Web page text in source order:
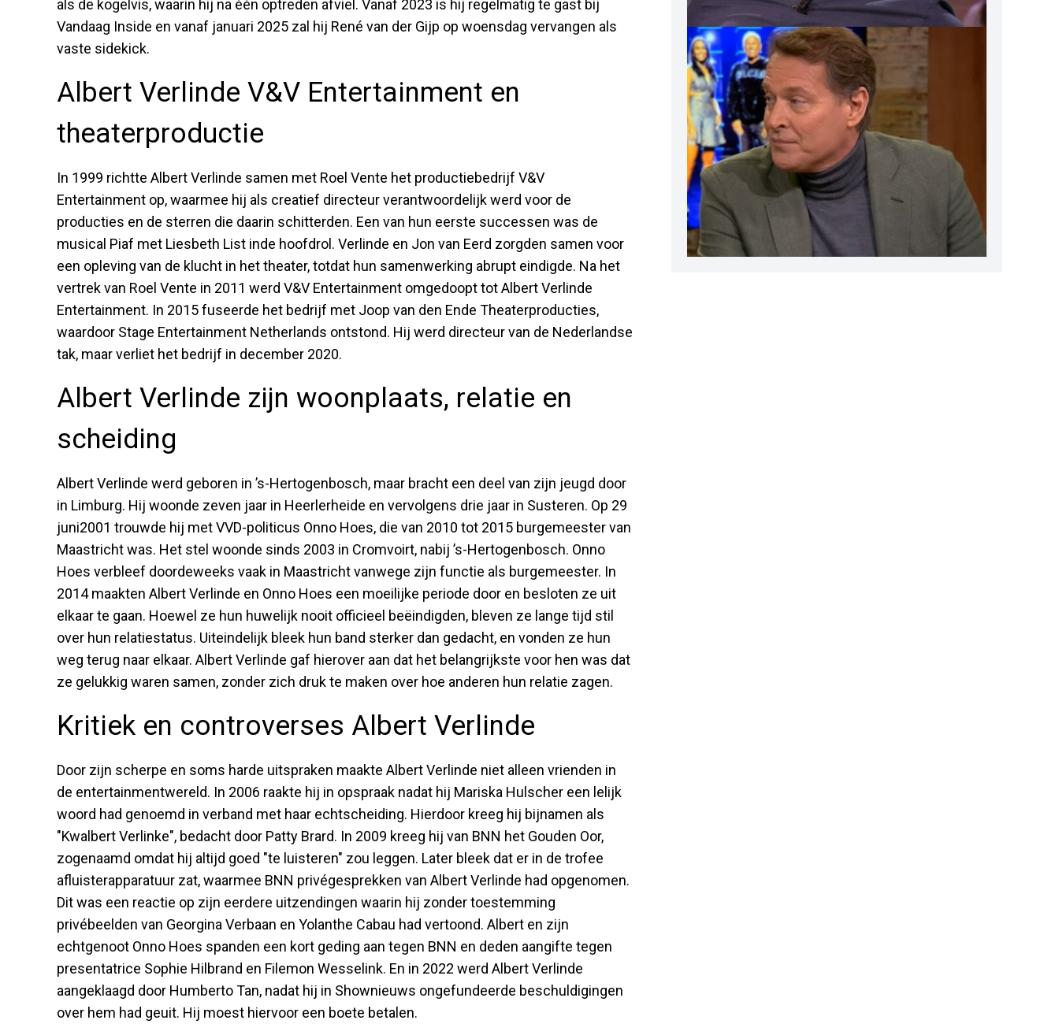
als de kogelvis, waarin hij na één optreden afviel. Vanaf 2023 is hij regelmatig te gast bij
Vandaag Inside en vanaf januari 2025 zal hij René van der Gijp op woensdag vervangen als
vaste sidekick.
Albert Verlinde V&V Entertainment en
theaterproductie
In 1999 richtte Albert Verlinde samen met Roel Vente het productiebedrijf V&V
Entertainment op, waarmee hij als creatief directeur verantwoordelijk werd voor de
producties en de sterren die daarin schitterden. Een van hun eerste successen was de
musical Piaf met Liesbeth List inde hoofdrol. Verlinde en Jon van Eerd zorgden samen voor
een opleving van de klucht in het theater, totdat hun samenwerking abrupt eindigde. Na het
vertrek van Roel Vente in 2011 werd V&V Entertainment omgedoopt tot Albert Verlinde
Entertainment. In 2015 fuseerde het bedrijf met Joop van den Ende Theaterproducties,
waardoor Stage Entertainment Netherlands ontstond. Hij werd directeur van de Nederlandse
tak, maar verliet het bedrijf in december 2020.
Albert Verlinde zijn woonplaats, relatie en
scheiding
Albert Verlinde werd geboren in ’s-Hertogenbosch, maar bracht een deel van zijn jeugd door
in Limburg. Hij woonde zeven jaar in Heerlerheide en vervolgens drie jaar in Susteren. Op 29
juni2001 trouwde hij met VVD-politicus Onno Hoes, die van 2010 tot 2015 burgemeester van
Maastricht was. Het stel woonde sinds 2003 in Cromvoirt, nabij ’s-Hertogenbosch. Onno
Hoes verbleef doordeweeks vaak in Maastricht vanwege zijn functie als burgemeester. In
2014 maakten Albert Verlinde en Onno Hoes een moeilijke periode door en besloten ze uit
elkaar te gaan. Hoewel ze hun huwelijk nooit officieel beëindigden, bleven ze lange tijd stil
over hun relatiestatus. Uiteindelijk bleek hun band sterker dan gedacht, en vonden ze hun
weg terug naar elkaar. Albert Verlinde gaf hierover aan dat het belangrijkste voor hen was dat
ze gelukkig waren samen, zonder zich druk te maken over hoe anderen hun relatie zagen.
Kritiek en controverses Albert Verlinde
Door zijn scherpe en soms harde uitspraken maakte Albert Verlinde niet alleen vrienden in
de entertainmentwereld. In 2006 raakte hij in opspraak nadat hij Mariska Hulscher een lelijk
woord had genoemd in verband met haar echtscheiding. Hierdoor kreeg hij bijnamen als
"Kwalbert Verlinke", bedacht door Patty Brard. In 2009 kreeg hij van BNN het Gouden Oor,
zogenaamd omdat hij altijd goed "te luisteren" zou leggen. Later bleek dat er in de trofee
afluisterapparatuur zat, waarmee BNN privégesprekken van Albert Verlinde had opgenomen.
Dit was een reactie op zijn eerdere uitzendingen waarin hij zonder toestemming
privébeelden van Georgina Verbaan en Yolanthe Cabau had vertoond. Albert en zijn
echtgenoot Onno Hoes spanden een kort geding aan tegen BNN en deden aangifte tegen
presentatrice Sophie Hilbrand en Filemon Wesselink. En in 2022 werd Albert Verlinde
aangeklaagd door Humberto Tan, nadat hij in Shownieuws ongefundeerde beschuldigingen
over hem had geuit. Hij moest hiervoor een boete betalen.